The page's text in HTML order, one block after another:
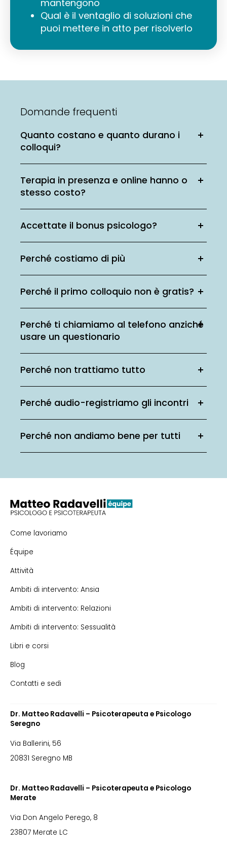
mantengono
Qual è il ventaglio di soluzioni che
puoi mettere in atto per risolverlo
Domande frequenti
Quanto costano e quanto durano i
colloqui?
Terapia in presenza e online hanno o
stesso costo?
Accettate il bonus psicologo?
Perché costiamo di più
Perché il primo colloquio non è gratis?
Perché ti chiamiamo al telefono anziché
usare un questionario
Perché non trattiamo tutto
Perché audio-registriamo gli incontri
Perché non andiamo bene per tutti
Come lavoriamo
Équipe
Attività
Ambiti di intervento: Ansia
Ambiti di intervento: Relazioni
Ambiti di intervento: Sessualità
Libri e corsi
Blog
Contatti e sedi
Dr. Matteo Radavelli – Psicoterapeuta e Psicologo
Seregno
Via Ballerini, 56
20831 Seregno MB
Dr. Matteo Radavelli – Psicoterapeuta e Psicologo
Merate
Via Don Angelo Perego, 8
23807 Merate LC